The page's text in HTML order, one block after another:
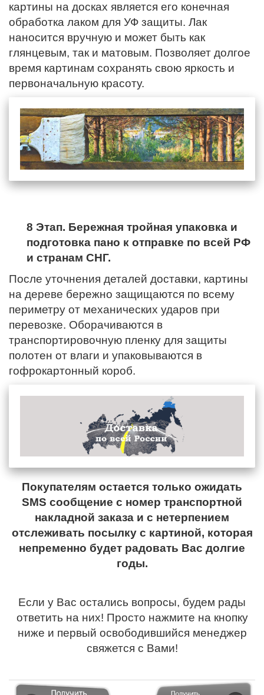
картины на досках является его конечная
обработка лаком для УФ защиты. Лак
наносится вручную и может быть как
глянцевым, так и матовым. Позволяет долгое
время картинам сохранять свою яркость и
первоначальную красоту.
8 Этап. Бережная тройная упаковка и
подготовка пано к отправке по всей РФ
и странам СНГ.
После уточнения деталей доставки, картины
на дереве бережно защищаются по всему
периметру от механических ударов при
перевозке. Оборачиваются в
транспортировочную пленку для защиты
полотен от влаги и упаковываются в
гофрокартонный короб.
Покупателям остается только ожидать
SMS сообщение с номер транспортной
накладной заказа и с нетерпением
отслеживать посылку с картиной, которая
непременно будет радовать Вас долгие
годы.
Если у Вас остались вопросы, будем рады
ответить на них! Просто нажмите на кнопку
ниже и первый освободившийся менеджер
свяжется с Вами!